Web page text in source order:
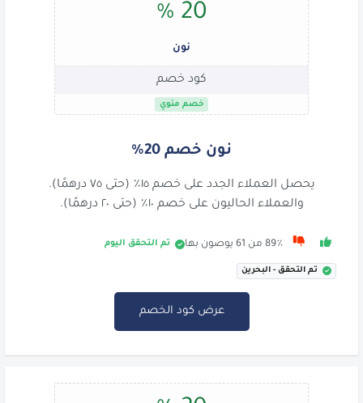
20 %
نون
كود خصم
خصم مئوي
نون خصم 20%
يحصل العملاء الجدد على خصم ١٥٪ (حتى ٧٥ درهمًا).
والعملاء الحاليون على خصم ١٠٪ (حتى ٢٠ درهمًا).
89٪ من 61 يوصون بها تم التحقق اليوم
تم التحقق - البحرين
عرض كود الخصم